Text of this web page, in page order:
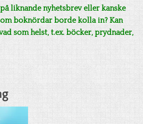
liknande nyhetsbrev eller kanske
boknördar borde kolla in? Kan
som helst, t.ex. böcker, prydnader,